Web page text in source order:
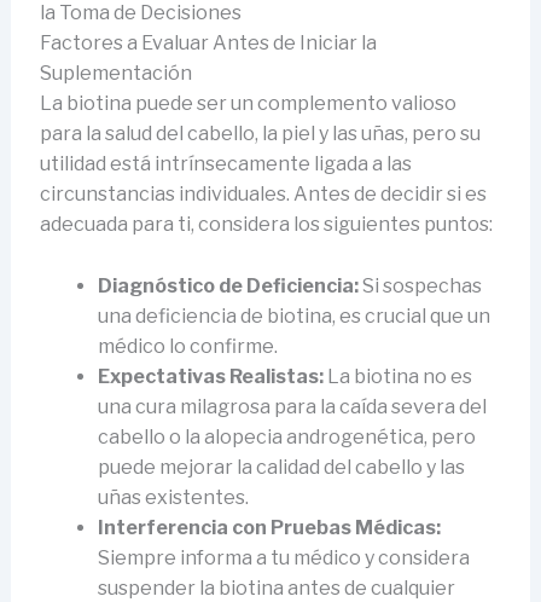
la Toma de Decisiones
Factores a Evaluar Antes de Iniciar la
Suplementación
La biotina puede ser un complemento valioso
para la salud del cabello, la piel y las uñas, pero su
utilidad está intrínsecamente ligada a las
circunstancias individuales. Antes de decidir si es
adecuada para ti, considera los siguientes puntos:
Diagnóstico de Deficiencia:Si sospechas
una deficiencia de biotina, es crucial que un
médico lo confirme.
Expectativas Realistas:La biotina no es
una cura milagrosa para la caída severa del
cabello o la alopecia androgenética, pero
puede mejorar la calidad del cabello y las
uñas existentes.
Interferencia con Pruebas Médicas:
Siempre informa a tu médico y considera
suspender la biotina antes de cualquier